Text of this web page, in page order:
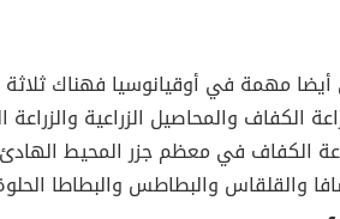
أيضا مهمة في أوقيانوسيا فهناك
الكفاف والمحاصيل الزراعية
الكفاف في معظم جزر المحيط
والقلقاس والبطاطس والبطاطا